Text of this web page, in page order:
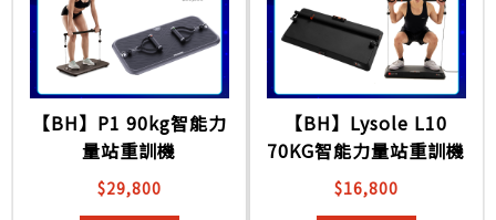
【BH】P1 90kg智能力
量站重訓機
$29,800
【BH】Lysole L10
70KG智能力量站重訓機
$16,800